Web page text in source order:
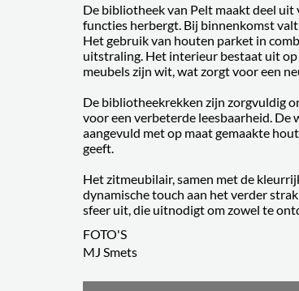
De bibliotheek van Pelt maakt deel
functies herbergt. Bij binnenkomst
Het gebruik van houten parket in
uitstraling. Het interieur bestaat uit op
meubels zijn wit, wat zorgt voor een
De bibliotheekrekken zijn zorgvuldig
voor een verbeterde leesbaarheid. De
aangevuld met op maat gemaakte
geeft.
Het zitmeubilair, samen met de
dynamische touch aan het verder
sfeer uit, die uitnodigt om zowel te
FOTO'S
MJ Smets